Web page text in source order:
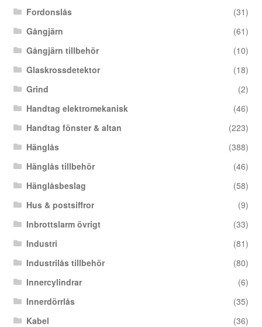
Fordonslås
(31)
Gångjärn
(61)
Gångjärn tillbehör
(10)
Glaskrossdetektor
(18)
Grind
(2)
Handtag elektromekanisk
(46)
Handtag fönster & altan
(223)
Hänglås
(388)
Hänglås tillbehör
(46)
Hänglåsbeslag
(58)
Hus & postsiffror
(9)
Inbrottslarm övrigt
(33)
Industri
(81)
Industrilås tillbehör
(80)
Innercylindrar
(6)
Innerdörrlås
(35)
Kabel
(36)